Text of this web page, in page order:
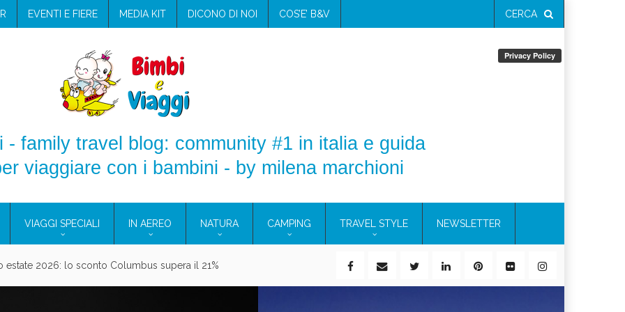
EVENTI E FIERE MEDIA KIT DICONO DI NOI COS’E’ B&V CERCA
- family travel blog: community #1 in italia e guida
viaggiare con i bambini - by milena marchioni
VIAGGI SPECIALI IN AEREO NATURA CAMPING TRAVEL STYLE NEWSLETTER
i prodotti che hanno conquistato la mia valigia (e la pelle sensibile)